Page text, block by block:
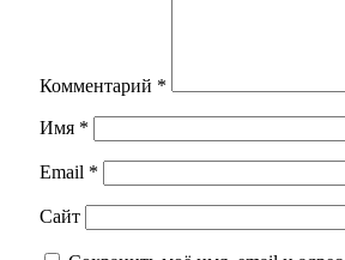
Комментарий *
Имя *
Email *
Сайт